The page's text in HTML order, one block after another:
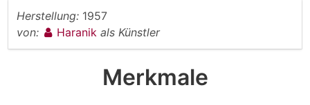
Herstellung: 1957
von:
Haranik als Künstler
Merkmale